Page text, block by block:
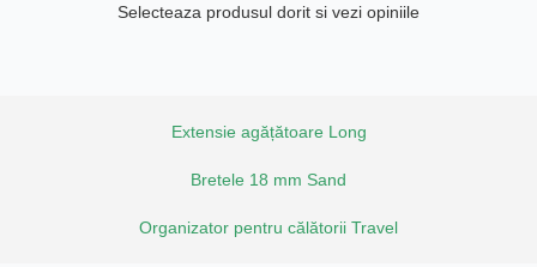
Selecteaza produsul dorit si vezi opiniile
Extensie agățătoare Long
Bretele 18 mm Sand
Organizator pentru călătorii Travel